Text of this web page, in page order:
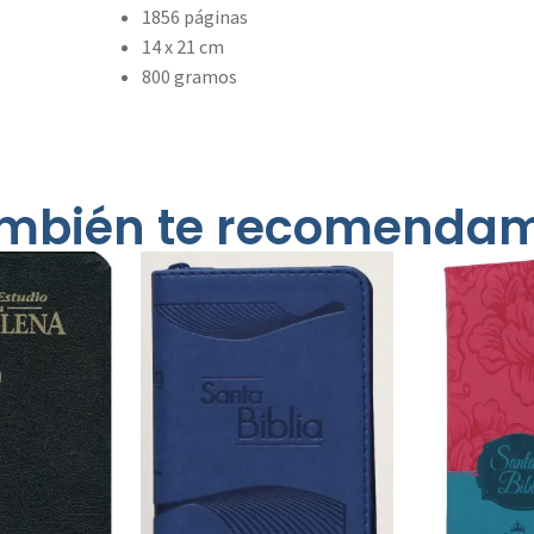
1856 páginas
14 x 21 cm
800 gramos
te